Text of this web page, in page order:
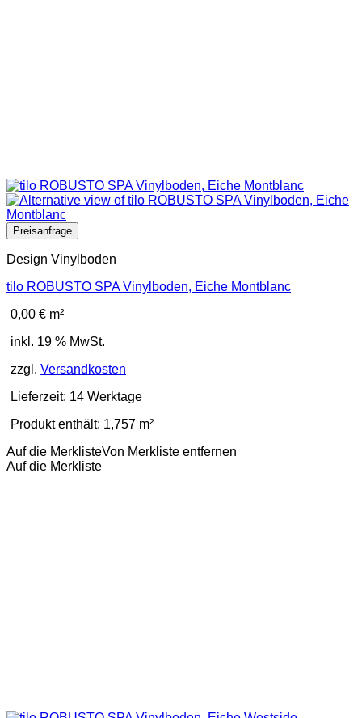
Design Vinylboden
tilo ROBUSTO SPA Vinylboden, Eiche Montblanc
0,00 € m²
inkl. 19 % MwSt.
zzgl. Versandkosten
Lieferzeit: 14 Werktage
Produkt enthält: 1,757 m²
Auf die MerklisteVon Merkliste entfernen
Auf die Merkliste